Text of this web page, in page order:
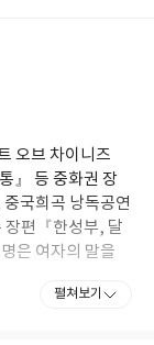
오브 차이니즈
』 등 중화권 장
국희곡 낭독공연
장편『한성부, 달
은 여자의 말을
일치를 위해 대
펼쳐보기